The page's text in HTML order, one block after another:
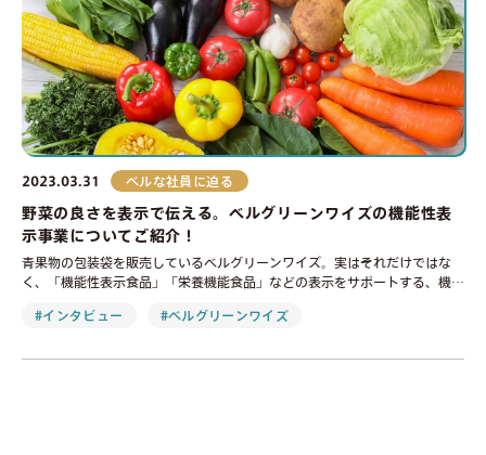
2023.03.31 ベルな社員に迫る
野菜の良さを表示で伝える。ベルグリーンワイズの機能性表
示事業についてご紹介！
青果物の包装袋を販売しているベルグリーンワイズ。実はそれだけではな
く、「機能性表示食品」「栄養機能食品」などの表示をサポートする、機能
#インタビュー
#ベルグリーンワイズ